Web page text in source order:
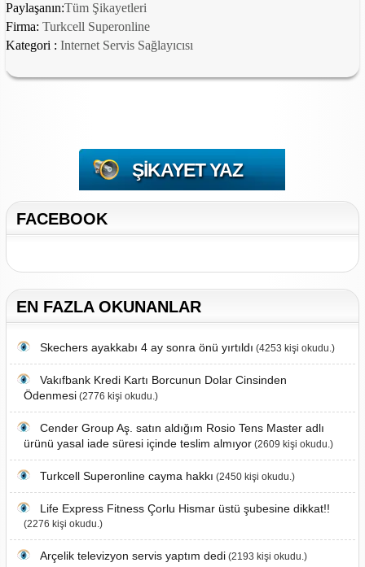
Paylaşanın:Tüm Şikayetleri
Firma: Turkcell Superonline
Kategori : Internet Servis Sağlayıcısı
ŞIKAYET YAZ
FACEBOOK
EN FAZLA OKUNANLAR
Skechers ayakkabı 4 ay sonra önü yırtıldı (4253 kişi okudu.)
Vakıfbank Kredi Kartı Borcunun Dolar Cinsinden
Ödenmesi(2776 kişi okudu.)
Cender Group Aş. satın aldığım Rosio Tens Master adlı
ürünü yasal iade süresi içinde teslim almıyor(2609 kişi okudu.)
Turkcell Superonline cayma hakkı (2450 kişi okudu.)
Life Express Fitness Çorlu Hismar üstü şubesine dikkat!!
(2276 kişi okudu.)
Arçelik televizyon servis yaptım dedi(2193 kişi okudu.)